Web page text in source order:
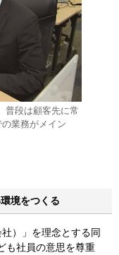
普段は顧客先に常
業務がメイン
境をつくる
）」を理念とする同
も社員の意思を尊重